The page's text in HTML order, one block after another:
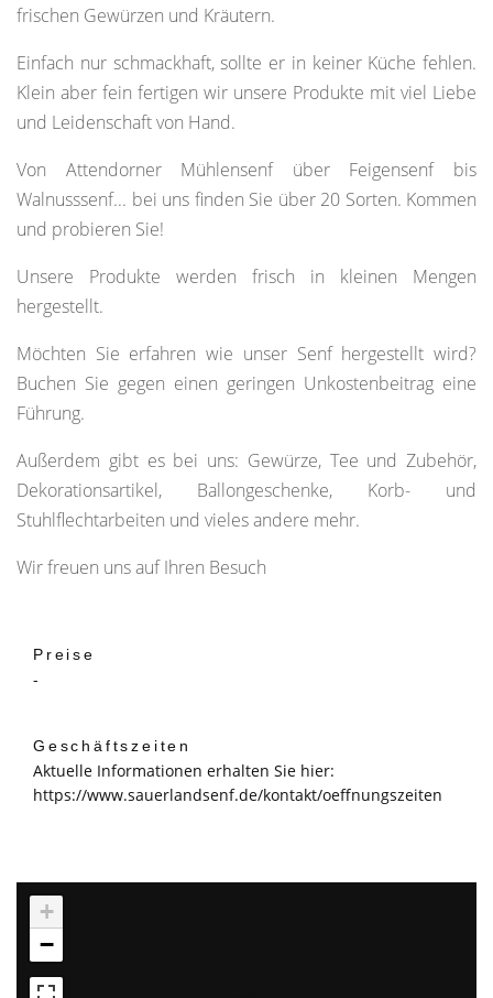
frischen Gewürzen und Kräutern.
Einfach nur schmackhaft, sollte er in keiner Küche fehlen.
Klein aber fein fertigen wir unsere Produkte mit viel Liebe
und Leidenschaft von Hand.
Von Attendorner Mühlensenf über Feigensenf bis
Walnusssenf... bei uns finden Sie über 20 Sorten. Kommen
und probieren Sie!
Unsere Produkte werden frisch in kleinen Mengen
hergestellt.
Möchten Sie erfahren wie unser Senf hergestellt wird?
Buchen Sie gegen einen geringen Unkostenbeitrag eine
Führung.
Außerdem gibt es bei uns: Gewürze, Tee und Zubehör,
Dekorationsartikel, Ballongeschenke, Korb- und
Stuhlflechtarbeiten und vieles andere mehr.
Wir freuen uns auf Ihren Besuch
Preise
-
Geschäftszeiten
Aktuelle Informationen erhalten Sie hier:
https://www.sauerlandsenf.de/kontakt/oeffnungszeiten
+
−